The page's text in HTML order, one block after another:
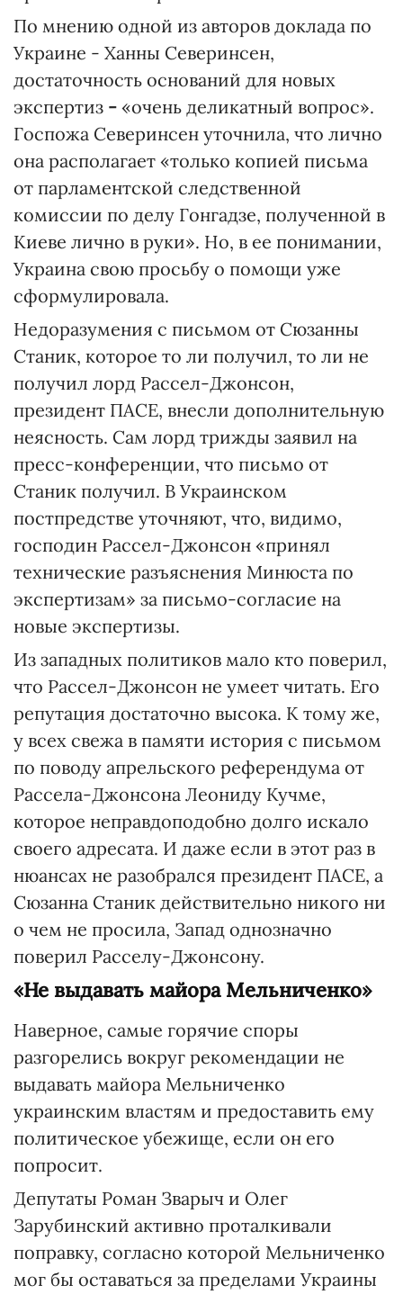
По мнению одной из авторов доклада по
Украине - Ханны Северинсен,
достаточность оснований для новых
экспертиз - «очень деликатный вопрос».
Госпожа Северинсен уточнила, что лично
она располагает «только копией письма
от парламентской следственной
комиссии по делу Гонгадзе, полученной в
Киеве лично в руки». Но, в ее понимании,
Украина свою просьбу о помощи уже
сформулировала.
Недоразумения с письмом от Сюзанны
Станик, которое то ли получил, то ли не
получил лорд Рассел-Джонсон,
президент ПАСЕ, внесли дополнительную
неясность. Сам лорд трижды заявил на
пресс-конференции, что письмо от
Станик получил. В Украинском
постпредстве уточняют, что, видимо,
господин Рассел-Джонсон «принял
технические разъяснения Минюста по
экспертизам» за письмо-согласие на
новые экспертизы.
Из западных политиков мало кто поверил,
что Рассел-Джонсон не умеет читать. Его
репутация достаточно высока. К тому же,
у всех свежа в памяти история с письмом
по поводу апрельского референдума от
Рассела-Джонсона Леониду Кучме,
которое неправдоподобно долго искало
своего адресата. И даже если в этот раз в
нюансах не разобрался президент ПАСЕ, а
Сюзанна Станик действительно никого ни
о чем не просила, Запад однозначно
поверил Расселу-Джонсону.
«Не выдавать майора Мельниченко»
Наверное, самые горячие споры
разгорелись вокруг рекомендации не
выдавать майора Мельниченко
украинским властям и предоставить ему
политическое убежище, если он его
попросит.
Депутаты Роман Зварыч и Олег
Зарубинский активно проталкивали
поправку, согласно которой Мельниченко
мог бы оставаться за пределами Украины